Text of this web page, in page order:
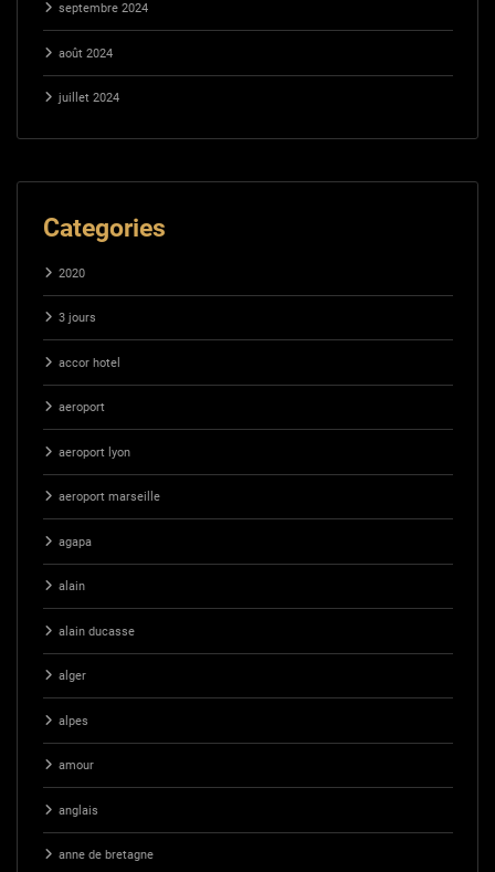
septembre 2024
août 2024
juillet 2024
Categories
2020
3 jours
accor hotel
aeroport
aeroport lyon
aeroport marseille
agapa
alain
alain ducasse
alger
alpes
amour
anglais
anne de bretagne